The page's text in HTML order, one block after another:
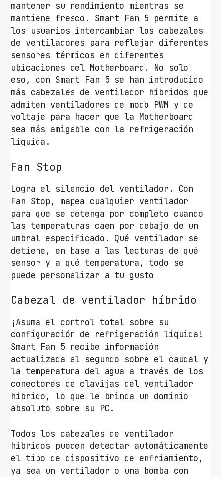
mantener su rendimiento mientras se
mantiene fresco. Smart Fan 5 permite a
los usuarios intercambiar los cabezales
de ventiladores para reflejar diferentes
sensores térmicos en diferentes
ubicaciones del Motherboard. No solo
eso, con Smart Fan 5 se han introducido
más cabezales de ventilador híbridos que
admiten ventiladores de modo PWM y de
voltaje para hacer que la Motherboard
sea más amigable con la refrigeración
líquida.
Fan Stop
Logra el silencio del ventilador. Con
Fan Stop, mapea cualquier ventilador
para que se detenga por completo cuando
las temperaturas caen por debajo de un
umbral especificado. Qué ventilador se
detiene, en base a las lecturas de qué
sensor y a qué temperatura, todo se
puede personalizar a tu gusto
Cabezal de ventilador híbrido
¡Asuma el control total sobre su
configuración de refrigeración líquida!
Smart Fan 5 recibe información
actualizada al segundo sobre el caudal y
la temperatura del agua a través de los
conectores de clavijas del ventilador
híbrido, lo que le brinda un dominio
absoluto sobre su PC.
Todos los cabezales de ventilador
híbridos pueden detectar automáticamente
el tipo de dispositivo de enfriamiento,
ya sea un ventilador o una bomba con